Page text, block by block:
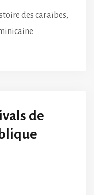
des caraïbes,
de